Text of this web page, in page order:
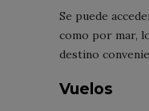
Se puede
como por mar,
destino
Vuelos